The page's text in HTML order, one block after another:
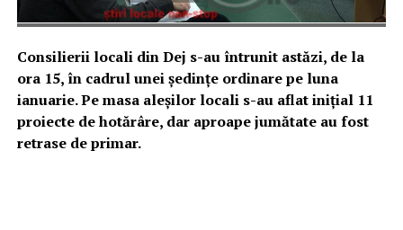
Consilierii locali din Dej s-au întrunit astăzi, de la
ora 15, în cadrul unei ședințe ordinare pe luna
ianuarie. Pe masa aleșilor locali s-au aflat inițial 11
proiecte de hotărâre, dar aproape jumătate au fost
retrase de primar.